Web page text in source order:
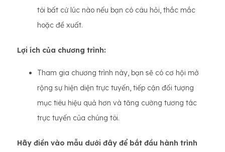
tôi bất cứ lúc nào nếu bạn có câu hỏi, thắc mắc
hoặc đề xuất.
Lợi ích của chương trình:
Tham gia chương trình này, bạn sẽ có cơ hội mở
rộng sự hiện diện trực tuyến, tiếp cận đối tượng
mục tiêu hiệu quả hơn và tăng cường tương tác
trực tuyến của chúng tôi.
Hãy điền vào mẫu dưới đây để bắt đầu hành trình